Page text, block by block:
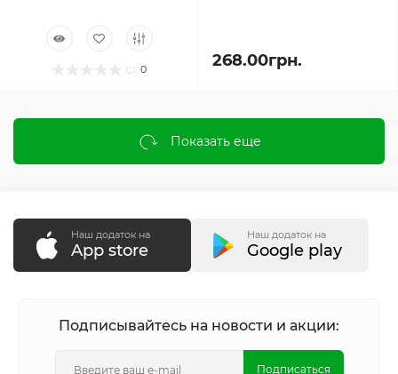
0 268.00грн.
Показать еще
Наш додаток на
App store
Наш додаток на
Google play
Подписывайтесь на новости и акции:
Подписаться